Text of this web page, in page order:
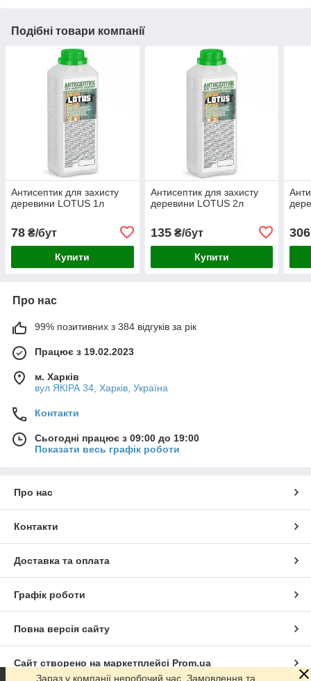
Подібні товари компанії
Антисептик для захисту
деревини LOTUS 1л
78 ₴/бут
Купити
Антисептик для захисту
деревини LOTUS 2л
135₴/бут
Купити
306
Про нас
99% позитивних з 384 відгуків за рік
Працює з 19.02.2023
м. Харків
вул ЯКІРА 34, Харків, Україна
Контакти
Сьогодні працює з 09:00 до 19:00
Показати весь графік роботи
Про нас
Контакти
Доставка та оплата
Графік роботи
Повна версія сайту
Сайт створено на маркетплейсі Prom.ua
Зараз у компанії неробочий час. Замовлення та